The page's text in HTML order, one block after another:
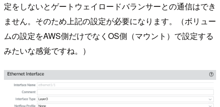
定をしないとゲートウェイロードバランサーとの通信はでき
ません。そのため上記の設定が必要になります。（ボリュー
ムの設定をAWS側だけでなくOS側（マウント）で設定する
みたいな感覚ですね。）